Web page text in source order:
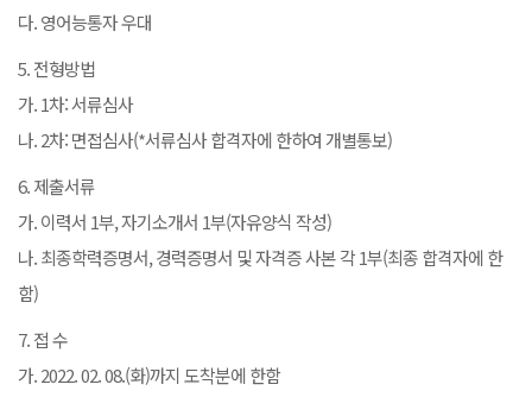
다. 영어능통자 우대
5. 전형방법
가. 1차: 서류심사
나. 2차: 면접심사(*서류심사 합격자에 한하여 개별통보)
6. 제출서류
가. 이력서 1부, 자기소개서 1부(자유양식 작성)
나. 최종학력증명서, 경력증명서 및 자격증 사본 각 1부(최종 합격자에 한
함)
7. 접 수
가. 2022. 02. 08.(화)까지 도착분에 한함